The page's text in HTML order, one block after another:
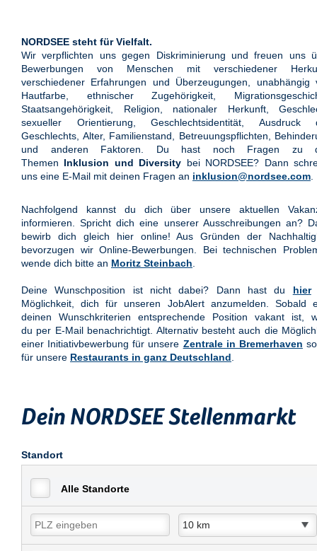
NORDSEE steht für Vielfalt.
Wir verpflichten uns gegen Diskriminierung und freuen uns
Bewerbungen von Menschen mit verschiedener
verschiedener Erfahrungen und Überzeugungen, unabhängig
Hautfarbe, ethnischer Zugehörigkeit,
Staatsangehörigkeit, Religion, nationaler Herkunft,
sexueller Orientierung, Geschlechtsidentität, Ausdruck
Geschlechts, Alter, Familienstand, Betreuungspflichten,
und anderen Faktoren. Du hast noch Fragen zu
Themen Inklusion und Diversity bei NORDSEE? Dann
uns eine E-Mail mit deinen Fragen an inklusion@nordsee.com
Nachfolgend kannst du dich über unsere aktuellen
informieren. Spricht dich eine unserer Ausschreibungen an?
bewirb dich gleich hier online! Aus Gründen der
bevorzugen wir Online-Bewerbungen. Bei technischen
wende dich bitte an Moritz Steinbach
Deine Wunschposition ist nicht dabei? Dann hast du hier
Möglichkeit, dich für unseren JobAlert anzumelden. Sobald
deinen Wunschkriterien entsprechende Position vakant ist,
du per E-Mail benachrichtigt. Alternativ besteht auch die
einer Initiativbewerbung für unsere Zentrale in Bremerhaven
für unsere Restaurants in ganz Deutschland
Dein NORDSEE Stellenmarkt
Standort
Alle Standorte